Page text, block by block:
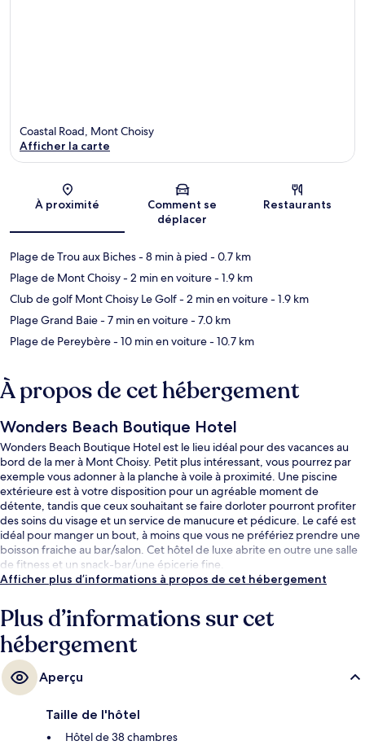
Carte
Coastal Road, Mont Choisy
Afficher la carte
À proximité
Comment se
déplacer
Restaurants
Plage de Trou aux Biches- 8 min à pied - 0.7 km
Plage de Mont Choisy- 2 min en voiture- 1.9 km
Club de golf Mont Choisy Le Golf- 2 min en voiture- 1.9 km
Plage Grand Baie- 7 min en voiture- 7.0 km
Plage de Pereybère- 10 min en voiture- 10.7 km
À propos de cet hébergement
Wonders Beach Boutique Hotel
Wonders Beach Boutique Hotel est le lieu idéal pour des vacances au
bord de la mer à Mont Choisy. Petit plus intéressant, vous pourrez par
exemple vous adonner à la planche à voile à proximité. Une piscine
extérieure est à votre disposition pour un agréable moment de
détente, tandis que ceux souhaitant se faire dorloter pourront profiter
des soins du visage et un service de manucure et pédicure. Le café est
idéal pour manger un bout, à moins que vous ne préfériez prendre une
boisson fraiche au bar/salon. Cet hôtel de luxe abrite en outre une salle
de fitness et un snack-bar/une épicerie fine.
Afficher plus d’informations à propos de cet hébergement
Plus d’informations sur cet
hébergement
Aperçu
Taille de l'hôtel
Hôtel de 38 chambres